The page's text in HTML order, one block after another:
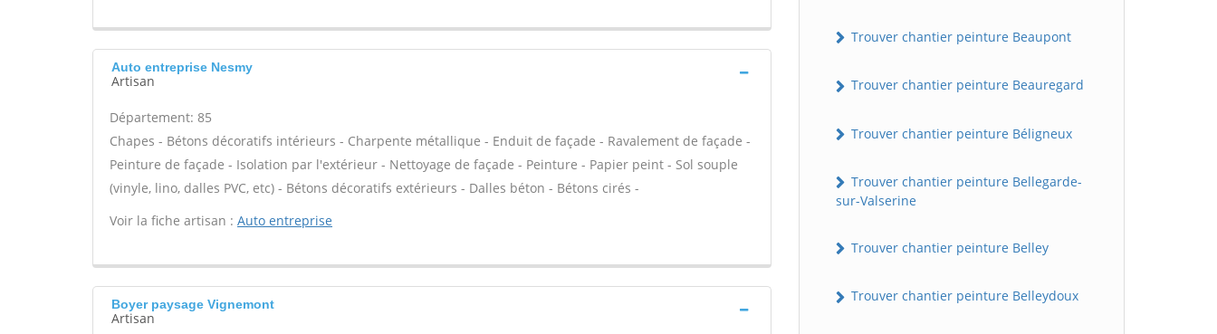
Auto entreprise Nesmy
Artisan
Département: 85
Chapes - Bétons décoratifs intérieurs - Charpente métallique - Enduit de façade - Ravalement de façade -
Peinture de façade - Isolation par l'extérieur - Nettoyage de façade - Peinture - Papier peint - Sol souple
(vinyle, lino, dalles PVC, etc) - Bétons décoratifs extérieurs - Dalles béton - Bétons cirés -
Voir la fiche artisan : Auto entreprise
Boyer paysage Vignemont
Artisan
Trouver chantier peinture Beaupont
Trouver chantier peinture Beauregard
Trouver chantier peinture Béligneux
Trouver chantier peinture Bellegarde-
sur-Valserine
Trouver chantier peinture Belley
Trouver chantier peinture Belleydoux